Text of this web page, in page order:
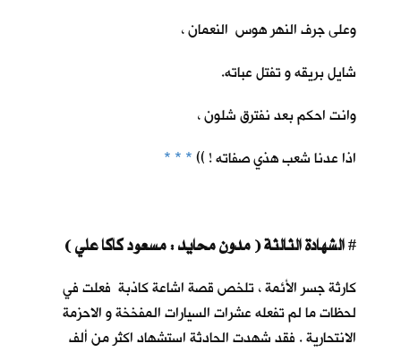
وعلى جرف النهر هوس النعمان ،
شايل بريقه و تفتل عباته.
وانت احكم بعد نفترق شلون ،
اذا عدنا شعب هذي صفاته ! ))* * *
# الشهادة الثالثة ( مدون محايد : مسعود كاكا علي )
كارثة جسر الأئمة ، تلخص قصة اشاعة كاذبة فعلت في
لحظات ما لم تفعله عشرات السيارات المفخخة و الاحزمة
الانتحارية . فقد شهدت الحادثة استشهاد اكثر من ألف